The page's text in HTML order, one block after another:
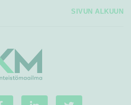
SIVUN ALKUUN